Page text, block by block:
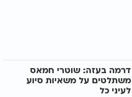
דרמה בעזה: שוטרי חמאס
משתלטים על משאיות סיוע
לעיני כל